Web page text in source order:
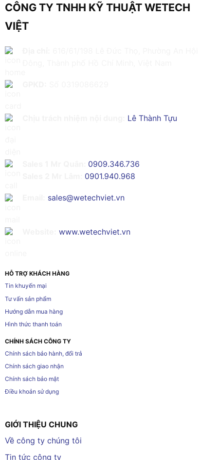
CÔNG TY TNHH KỸ THUẬT WETECH
VIỆT
Lê Thành Tựu
0909.346.736
0901.940.968
sales@wetechviet.vn
www.wetechviet.vn
HỖ TRỢ KHÁCH HÀNG
Tin khuyến mại
Tư vấn sản phẩm
Hướng dẫn mua hàng
Hình thức thanh toán
CHÍNH SÁCH CÔNG TY
Chính sách bảo hành, đổi trả
Chính sách giao nhận
Chính sách bảo mật
Điều khoản sử dụng
GIỚI THIỆU CHUNG
Về công ty chúng tôi
Tin tức công ty